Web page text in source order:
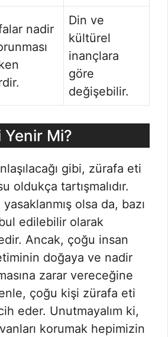
nadir
Din ve
kültürel
inançlara
göre
değişebilir.
Yenir Mi?
gibi, zürafa eti
oldukça tartışmalıdır.
olsa da, bazı
edilebilir olarak
Ancak, çoğu insan
doğaya ve nadir
zarar vereceğine
çoğu kişi zürafa eti
eder. Unutmayalım ki,
korumak hepimizin